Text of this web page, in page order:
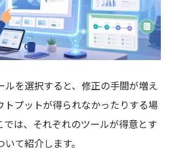
ルを選択すると、修正の手間が増え
トプットが得られなかったりする場
では、それぞれのツールが得意とす
て紹介します。